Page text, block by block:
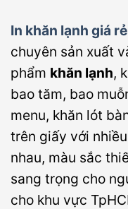
In khăn lạnh giá
chuyên sản xuất
phẩm khăn lạnh,
bao tăm, bao
menu, khăn lót
trên giấy với
nhau, màu sắc
sang trọng cho
cho khu vực